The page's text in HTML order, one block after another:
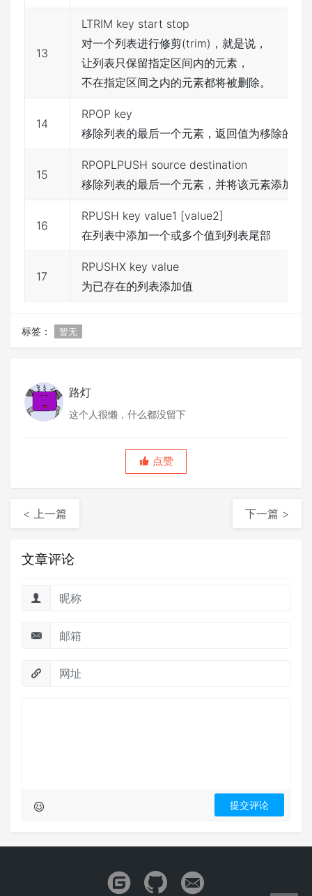
13
LTRIM key start stop
对一个列表进行修剪(trim)，就是说，
让列表只保留指定区间内的元素，
不在指定区间之内的元素都将被删除。
14
RPOP key
移除列表的最后一个元素，返回值为移除的元
15
RPOPLPUSH source destination
移除列表的最后一个元素，并将该元素添加到
16
RPUSH key value1 [value2]
在列表中添加一个或多个值到列表尾部
17
RPUSHX key value
为已存在的列表添加值
标签： 暂无
路灯
这个人很懒，什么都没留下
点赞
< 上一篇 下一篇 >
文章评论